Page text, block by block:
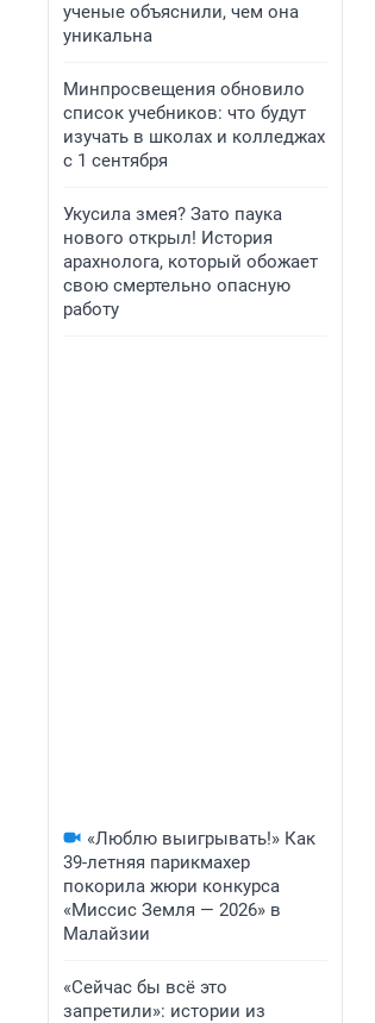
ученые объяснили, чем она
уникальна
Минпросвещения обновило
список учебников: что будут
изучать в школах и колледжах
с 1 сентября
Укусила змея? Зато паука
нового открыл! История
арахнолога, который обожает
свою смертельно опасную
работу
«Люблю выигрывать!» Как
39-летняя парикмахер
покорила жюри конкурса
«Миссис Земля — 2026» в
Малайзии
«Сейчас бы всё это
запретили»: истории из